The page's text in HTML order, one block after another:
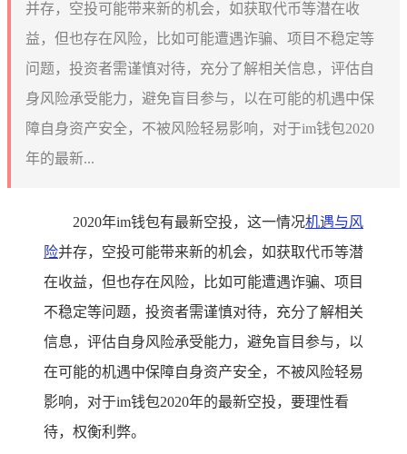
并存，空投可能带来新的机会，如获取代币等潜在收
益，但也存在风险，比如可能遭遇诈骗、项目不稳定等
问题，投资者需谨慎对待，充分了解相关信息，评估自
身风险承受能力，避免盲目参与，以在可能的机遇中保
障自身资产安全，不被风险轻易影响，对于im钱包2020
年的最新...
2020年im钱包有最新空投，这一情况机遇与风
险并存，空投可能带来新的机会，如获取代币等潜
在收益，但也存在风险，比如可能遭遇诈骗、项目
不稳定等问题，投资者需谨慎对待，充分了解相关
信息，评估自身风险承受能力，避免盲目参与，以
在可能的机遇中保障自身资产安全，不被风险轻易
影响，对于im钱包2020年的最新空投，要理性看
待，权衡利弊。